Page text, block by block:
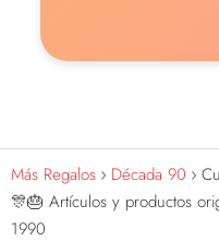
Más Regalos Década 90
🎊🎂 Artículos y productos
1990